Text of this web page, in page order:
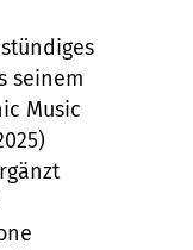
seinem
Music